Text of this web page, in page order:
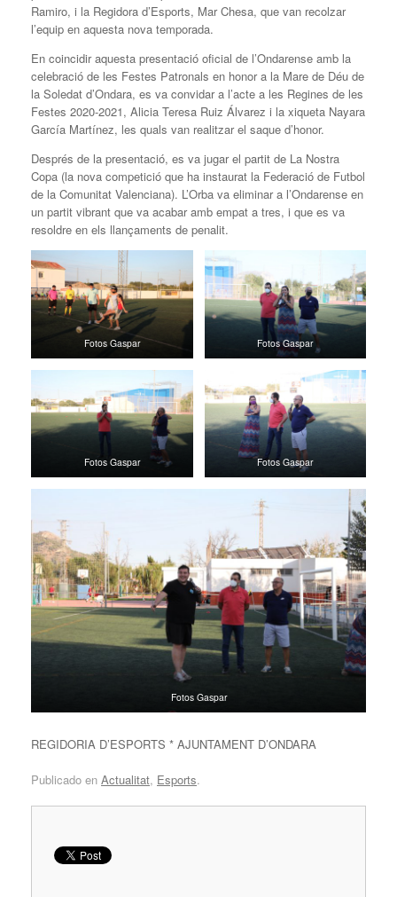
Ramiro, i la Regidora d’Esports, Mar Chesa, que van recolzar
l’equip en aquesta nova temporada.
En coincidir aquesta presentació oficial de l’Ondarense amb la
celebració de les Festes Patronals en honor a la Mare de Déu de
la Soledat d’Ondara, es va convidar a l’acte a les Regines de les
Festes 2020-2021, Alicia Teresa Ruiz Álvarez i la xiqueta Nayara
García Martínez, les quals van realitzar el saque d’honor.
Després de la presentació, es va jugar el partit de La Nostra
Copa (la nova competició que ha instaurat la Federació de Futbol
de la Comunitat Valenciana). L’Orba va eliminar a l’Ondarense en
un partit vibrant que va acabar amb empat a tres, i que es va
resoldre en els llançaments de penalit.
Fotos Gaspar Fotos Gaspar
Fotos Gaspar Fotos Gaspar
Fotos Gaspar
REGIDORIA D’ESPORTS * AJUNTAMENT D’ONDARA
Publicado en Actualitat, Esports.